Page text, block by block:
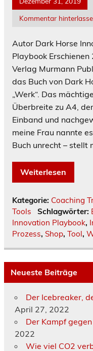
Kommentar
Autor Dark Horse
Playbook
Verlag Murmann
das Buch von Dark
„Werk“. Das
Überbreite zu A4,
Einband und
meine Frau nannte
Buch unrecht – stellt
Weiterlesen
Kategorie: Coaching
Tools
Schlagwörter:
Innovation Playbook,
Prozess, Shop, Tool,
Neueste Beiträge
Der Icebreaker,
April 27, 2022
Der Kampf
2022
Wie viel CO2